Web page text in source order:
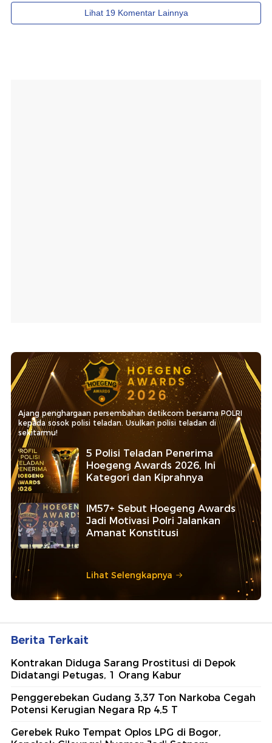
Ajang penghargaan persembahan detikcom bersama POLRI
kepada sosok polisi teladan. Usulkan polisi teladan di
sekitarmu!
5 Polisi Teladan Penerima
Hoegeng Awards 2026, Ini
Kategori dan Kiprahnya
IM57+ Sebut Hoegeng Awards
Jadi Motivasi Polri Jalankan
Amanat Konstitusi
Lihat Selengkapnya
Berita Terkait
Kontrakan Diduga Sarang Prostitusi di Depok
Didatangi Petugas, 1 Orang Kabur
Penggerebekan Gudang 3,37 Ton Narkoba Cegah
Potensi Kerugian Negara Rp 4,5 T
Gerebek Ruko Tempat Oplos LPG di Bogor,